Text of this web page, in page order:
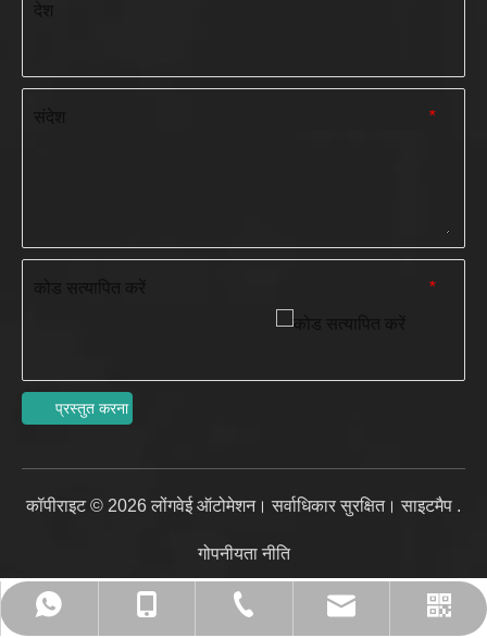
13305721922
+86-13305721922
+86-0572-2590232
admin@ronwin.com
WhatsApp
देश
*
*
प्रस्तुत करना
कॉपीराइट © 2026 लोंगवेई ऑटोमेशन। सर्वाधिकार सुरक्षित। साइटमैप .
गोपनीयता नीति